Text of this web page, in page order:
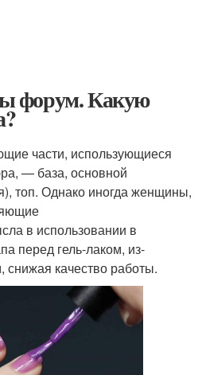
форум. Какую
части, использующиеся
— база, основной
топ. Однако иногда женщины,
в использовании в
перед гель-лаком, из-
снижая качество работы.